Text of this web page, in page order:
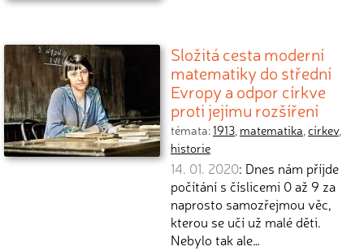
Složitá cesta moderní
matematiky do střední
Evropy a odpor církve
proti jejímu rozšíření
témata:1913, matematika,církev,
historie
14. 01. 2020: Dnes nám příjde
počítání s číslicemi 0 až 9 za
naprosto samozřejmou věc,
kterou se učí už malé děti.
Nebylo tak ale…